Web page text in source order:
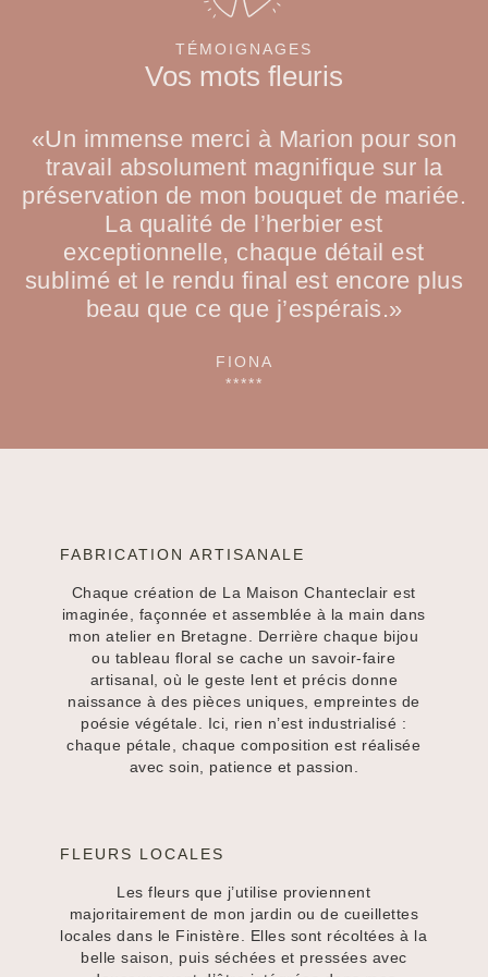
TÉMOIGNAGES
Vos mots fleuris
«Un immense merci à Marion pour son
travail absolument magnifique sur la
préservation de mon bouquet de mariée.
La qualité de l’herbier est
exceptionnelle, chaque détail est
sublimé et le rendu final est encore plus
beau que ce que j’espérais.»
FIONA
*****
FABRICATION ARTISANALE
Chaque création de La Maison Chanteclair est
imaginée, façonnée et assemblée à la main dans
mon atelier en Bretagne. Derrière chaque bijou
ou tableau floral se cache un savoir-faire
artisanal, où le geste lent et précis donne
naissance à des pièces uniques, empreintes de
poésie végétale. Ici, rien n’est industrialisé :
chaque pétale, chaque composition est réalisée
avec soin, patience et passion.
FLEURS LOCALES
Les fleurs que j’utilise proviennent
majoritairement de mon jardin ou de cueillettes
locales dans le Finistère. Elles sont récoltées à la
belle saison, puis séchées et pressées avec